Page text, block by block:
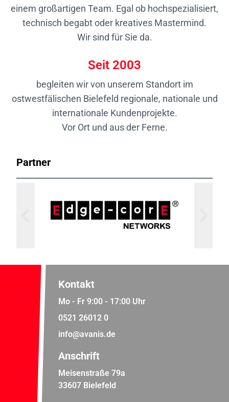
einem großartigen Team. Egal ob hochspezialisiert,
technisch begabt oder kreatives Mastermind.
Wir sind für Sie da.
Seit 2003
begleiten wir von unserem Standort im
ostwestfälischen Bielefeld regionale, nationale und
internationale Kundenprojekte.
Vor Ort und aus der Ferne.
Partner
Kontakt
Mo - Fr 9:00 - 17:00 Uhr
0521 26012 0
info@avanis.de
Anschrift
Meisenstraße 79a
33607 Bielefeld